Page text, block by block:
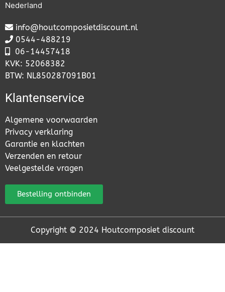
Nederland
info@houtcomposietdiscount.nl
0544-488219
06- 14457418
KVK: 52068382
BTW: NL850287091B01
Klantenservice
Algemene voorwaarden
Privacy verklaring
Garantie en klachten
Verzenden en retour
Veelgestelde vragen
Bestelling ontbinden
Copyright © 2024 Houtcomposiet discount